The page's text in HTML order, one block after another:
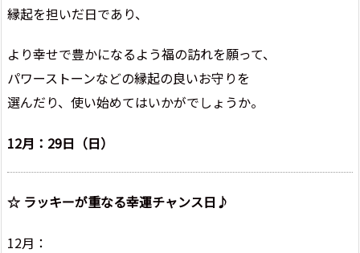
縁起を担いだ日であり、
より幸せで豊かになるよう福の訪れを願って、
パワーストーンなどの縁起の良いお守りを
選んだり、使い始めてはいかがでしょうか。
12月：29日（日）
☆ ラッキーが重なる幸運チャンス日♪
12月：